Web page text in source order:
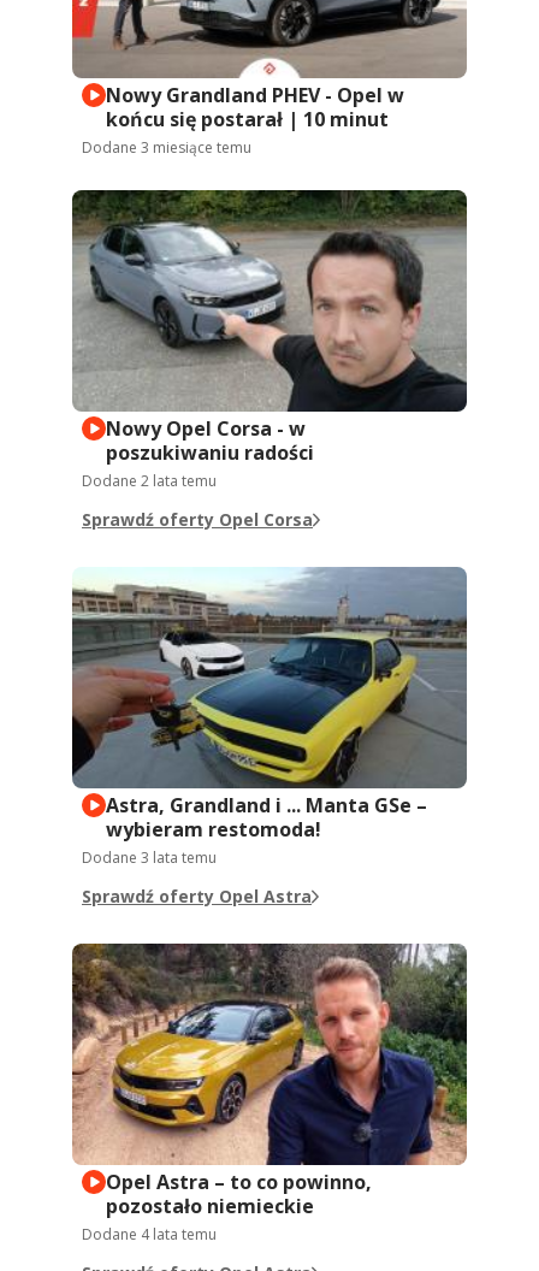
Nowy Grandland PHEV - Opel w
końcu się postarał | 10 minut
Dodane 3 miesiące temu
Nowy Opel Corsa - w
poszukiwaniu radości
Dodane 2 lata temu
Sprawdź oferty Opel Corsa
Astra, Grandland i ... Manta GSe –
wybieram restomoda!
Dodane 3 lata temu
Sprawdź oferty Opel Astra
Opel Astra – to co powinno,
pozostało niemieckie
Dodane 4 lata temu